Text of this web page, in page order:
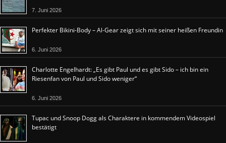
7. Juni 2026
Perfekter Bikini-Body – Al-Gear zeigt sich mit seiner heißen Freundin
6. Juni 2026
Charlotte Engelhardt: „Es gibt Paul und es gibt Sido – ich bin ein
Riesenfan von Paul und Sido weniger“
6. Juni 2026
Tupac und Snoop Dogg als Charaktere in kommendem Videospiel
bestätigt